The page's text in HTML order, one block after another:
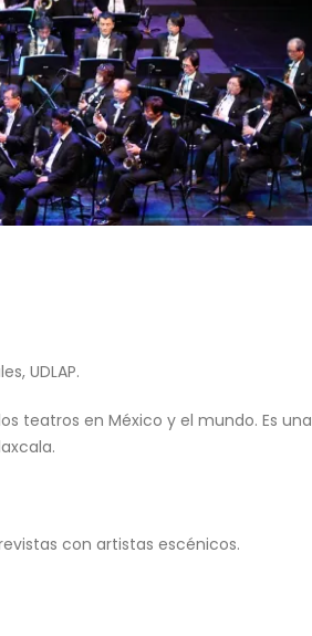
UDLAP.
teatros en México y el mundo. Es una
con artistas escénicos.